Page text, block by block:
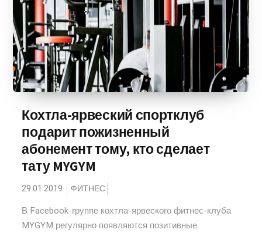
Кохтла-ярвеский спортклуб
подарит пожизненный
абонемент тому, кто сделает
тату MYGYM
29.01.2019 ФИТНЕС
В Facebook-группе кохтла-ярвеского фитнес-клуба
MYGYM регулярно появляются позитивные